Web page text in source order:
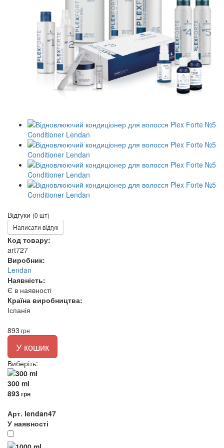
Відгуки (0 шт)
Написати відгук
Код товару:
art727
Виробник:
Lendan
Наявність:
Є в наявності
Країна виробництва:
Іспанія
893 грн
У кошик
Виберіть:
300 ml
893грн
Арт. lendan47
У наявності